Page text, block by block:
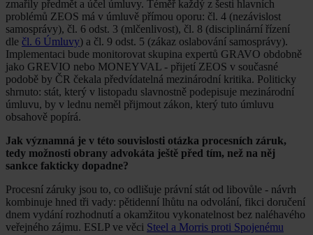
zmařily předmět a účel úmluvy. Téměř každý z šesti hlavních
problémů ZEOS má v úmluvě přímou oporu: čl. 4 (nezávislost
samosprávy), čl. 6 odst. 3 (mlčenlivost), čl. 8 (disciplinární řízení
dle čl. 6 Úmluvy) a čl. 9 odst. 5 (zákaz oslabování samosprávy).
Implementaci bude monitorovat skupina expertů GRAVO obdobně
jako GREVIO nebo MONEYVAL - přijetí ZEOS v současné
podobě by ČR čekala předvídatelná mezinárodní kritika. Politicky
shrnuto: stát, který v listopadu slavnostně podepisuje mezinárodní
úmluvu, by v lednu neměl přijmout zákon, který tuto úmluvu
obsahově popírá.
Jak významná je v této souvislosti otázka procesních záruk,
tedy možnosti obrany advokáta ještě před tím, než na něj
sankce fakticky dopadne?
Procesní záruky jsou to, co odlišuje právní stát od libovůle - návrh
kombinuje hned tři vady: pětidenní lhůtu na odvolání, fikci doručení
dnem vydání rozhodnutí a okamžitou vykonatelnost bez naléhavého
veřejného zájmu. ESLP ve věci Steel a Morris proti Spojenému